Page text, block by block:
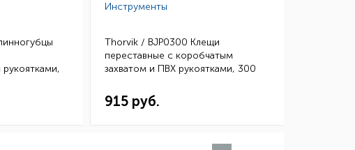
Инструменты
Thorvik / BJP0300 Клещи
переставные с коробчатым
захватом и ПВХ рукоятками, 300
915 руб.